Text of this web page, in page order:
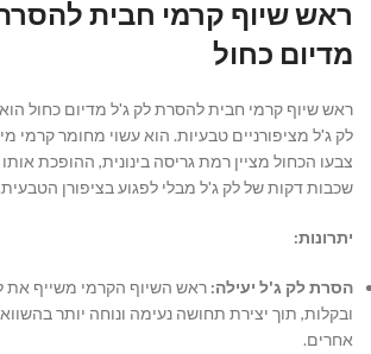
ראש שיוף קרמי חבית
מדיום כחול
ראש שיוף קרמי חבית להסרת לק ג'ל מדיום כחול
לק ג'ל מציפורניים טבעיות. הוא עשוי מחומר קרמי
צבעו הכחול מציין רמת גריסה בינונית, ההופכת
שכבות דקות של לק ג'ל מבלי לפגוע בציפורן הטבעית.
יתרונות:
הסרת לק ג'ל יעילה: ראש השיוף הקרמי משייף את
ובקלות, תוך יצירת תחושה נעימה ונוחה יותר
אחרים.